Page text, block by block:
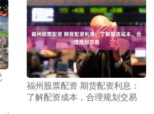
福州股票配资 期货配资利息：
了解配资成本，合理规划交易